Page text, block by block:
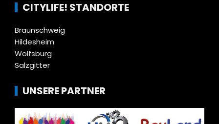
CITYLIFE! STANDORTE
Braunschweig
Hildesheim
Wolfsburg
Salzgitter
UNSERE PARTNER